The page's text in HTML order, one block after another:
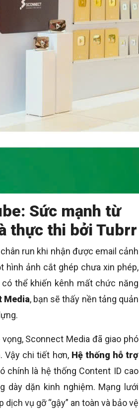
Sức mạnh từ
thực thi bởi Tubrr
run khi nhận được email cảnh
hình ảnh cắt ghép chưa xin phép,
thể khiến kênh mất chức năng
Media, bạn sẽ thấy nền tảng quản
Sconnect Media đã giao phó
Vậy chi tiết hơn, Hệ thống hỗ trợ
chính là hệ thống Content ID cao
dày dặn kinh nghiệm. Mạng lưới
vụ gỡ “gậy” an toàn và bảo vệ